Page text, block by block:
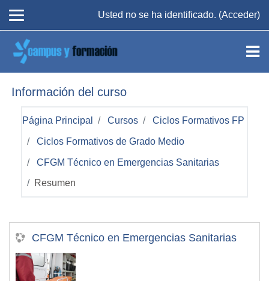
Usted no se ha identificado. (Acceder)
Información del curso
Página Principal Cursos Ciclos Formativos FP
Ciclos Formativos de Grado Medio
CFGM Técnico en Emergencias Sanitarias
Resumen
CFGM Técnico en Emergencias Sanitarias